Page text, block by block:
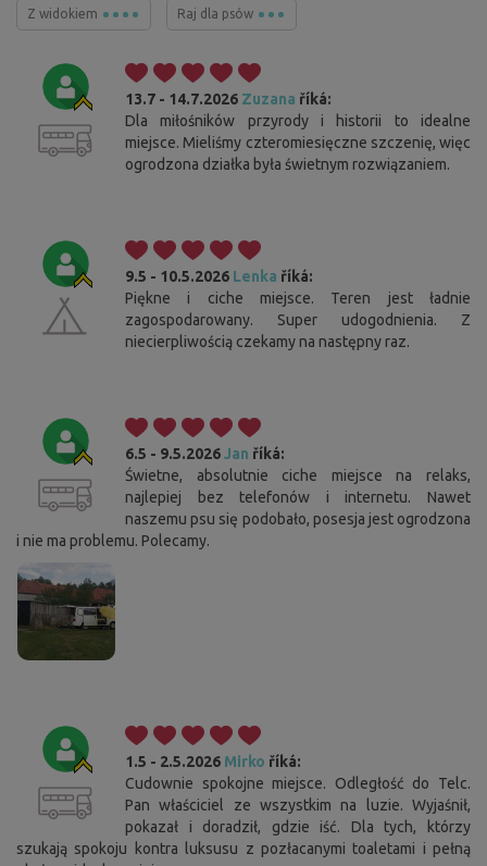
Z widokiem Raj dla psów
13.7 - 14.7.2026 Zuzana říká:
Dla miłośników przyrody i historii to idealne
miejsce. Mieliśmy czteromiesięczne szczenię, więc
ogrodzona działka była świetnym rozwiązaniem.
9.5 - 10.5.2026 Lenka říká:
Piękne i ciche miejsce. Teren jest ładnie
zagospodarowany. Super udogodnienia. Z
niecierpliwością czekamy na następny raz.
6.5 - 9.5.2026Jan říká:
Świetne, absolutnie ciche miejsce na relaks,
najlepiej bez telefonów i internetu. Nawet
naszemu psu się podobało, posesja jest ogrodzona
i nie ma problemu. Polecamy.
1.5 - 2.5.2026 Mirko říká:
Cudownie spokojne miejsce. Odległość do Telc.
Pan właściciel ze wszystkim na luzie. Wyjaśnił,
pokazał i doradził, gdzie iść. Dla tych, którzy
szukają spokoju kontra luksusu z pozłacanymi toaletami i pełną